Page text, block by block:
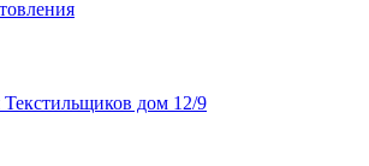
дом 12/9